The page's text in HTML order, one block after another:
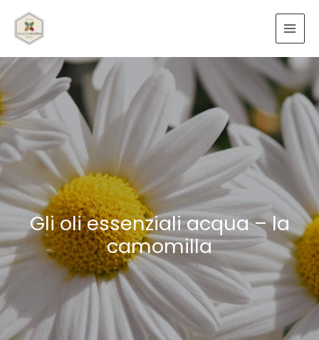
contenuto
Gli oli essenziali acqua – la
camomilla